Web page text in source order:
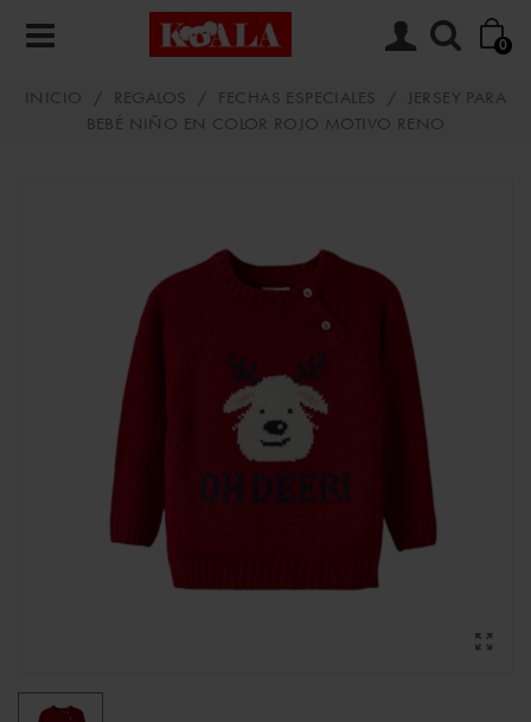
0
INICIO / REGALOS / FECHAS ESPECIALES /
JERSEY PARA
BEBÉ NIÑO EN COLOR ROJO MOTIVO RENO